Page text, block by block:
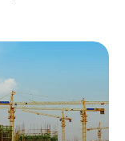
savoir quelle